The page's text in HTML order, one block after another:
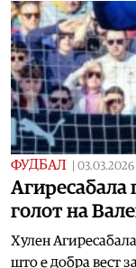
ФУДБАЛ 03.03.2026
Агиресабала
голот на
Хулен
што е добра вест